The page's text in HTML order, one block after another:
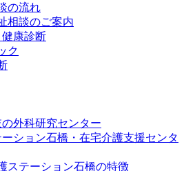
の流れ
相談のご案内
健康診断
ク
外科研究センター
ション石橋・在宅介護支援センタ
ステーション石橋の特徴